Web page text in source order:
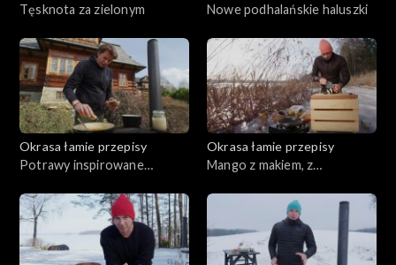
Tęsknota za zielonym
Nowe podhalańskie haluszki
Okrasa łamie przepisy
Potrawy inspirowane
Okrasa łamie przepisy
Mango z makiem, z